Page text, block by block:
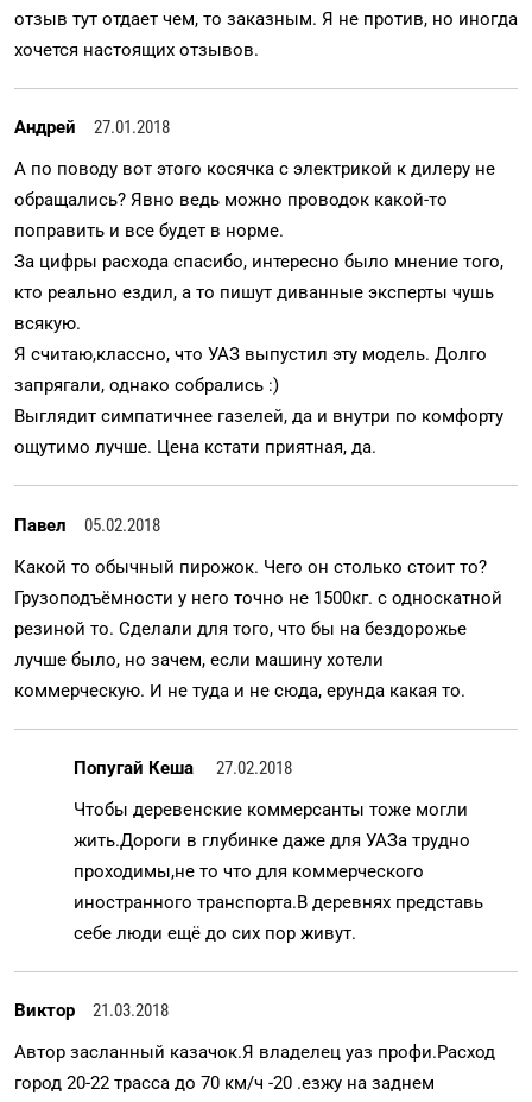
отзыв тут отдает чем, то заказным. Я не против, но иногда
хочется настоящих отзывов.
Андрей
27.01.2018
А по поводу вот этого косячка с электрикой к дилеру не
обращались? Явно ведь можно проводок какой-то
поправить и все будет в норме.
За цифры расхода спасибо, интересно было мнение того,
кто реально ездил, а то пишут диванные эксперты чушь
всякую.
Я считаю,классно, что УАЗ выпустил эту модель. Долго
запрягали, однако собрались :)
Выглядит симпатичнее газелей, да и внутри по комфорту
ощутимо лучше. Цена кстати приятная, да.
Павел
05.02.2018
Какой то обычный пирожок. Чего он столько стоит то?
Грузоподъёмности у него точно не 1500кг. с односкатной
резиной то. Сделали для того, что бы на бездорожье
лучше было, но зачем, если машину хотели
коммерческую. И не туда и не сюда, ерунда какая то.
Попугай Кеша
27.02.2018
Чтобы деревенские коммерсанты тоже могли
жить.Дороги в глубинке даже для УАЗа трудно
проходимы,не то что для коммерческого
иностранного транспорта.В деревнях представь
себе люди ещё до сих пор живут.
Виктор
21.03.2018
Автор засланный казачок.Я владелец уаз профи.Расход
город 20-22 трасса до 70 км/ч -20 .езжу на заднем